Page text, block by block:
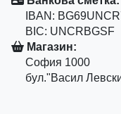
IBAN:
BIC: UNCRBGSF
Магазин:
София 1000
бул."Васил